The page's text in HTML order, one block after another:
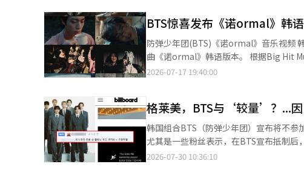
榜”冠军。 全球大量粉丝在社交平台X上发起#WeStandWithBTS#、#Proud_of_BTS#等话题接力，声援BTS的决
定，相关话题持续升温。 韩国说唱组合EpikHigh成员Tablo、奈飞动画电影《K-POP：猎魔女团》导演玛吉·姜等
也纷纷在社交平台转发有关新闻，并配上声援表情。 此外，曾参与BTS第五张正规专辑歌
作的美国知名音乐制作人Mike Will Made-It
BTS成员在社交媒体宣布，不会向明年的
幅位居各行业首位；美容美发行业和餐
费需求明显增加。 从主要商圈来看，影岛区销售额同比增长13.7%，国际市场增长11%，西面增长8.7%，海云台增
长5%，釜山站周边增长4.2%，主要旅游商圈销售额增
地消费增长的重要力量。数据显示，分析
148.1%，餐饮业增长72.3%，便利店增
了旅游消费和商圈活力。 中小风险企业部表示，此次分析以数据验证了大型K-POP演唱会对地方商圈、小工商户及区
域消费的经济带动作用。未来，政府将进
动大型文化活动与地方经济协同发展，进一步释放文化
场上空举行无人机灯光秀。【图片来源 韩
BTS惊喜发布《诺ormal》韩
防弹少年团(BTS)《诺ormal》音乐视频 韩国偶像团体防弹少年团(BTS)发布了他们的第五张专辑《阿里郎》中的新
曲《诺ormal》韩语版本。 根据Big Hit Music的消息，BTS于当天中午1点同时发布了《诺ormal》的显性(Explicit)
版本、清洁(Clean)版本和伴奏(Instrumental)版本。 韩语版本曾在6月举行的世界巡演釜山
人瑞安·泰德参与的《诺ormal》是一首
在美国Billboard主单曲榜《Hot 100》中进入第41位，并
约新泽西州的体育场参加2026年国际足
比伯等全球知名流行明星共同参与。※ 本
2026-07-17 19:40:00
格莱美，BTS与‘较量’？...
韩国组合BTS（防弹少年团）宣布将不参
尤其是一些粉丝表示，在BTS宣布抵制后
过，BTS官方频道等上传的高点击率表演视频目前仍然保留。 BTS于29日通过
2026-07-30 10:36:10